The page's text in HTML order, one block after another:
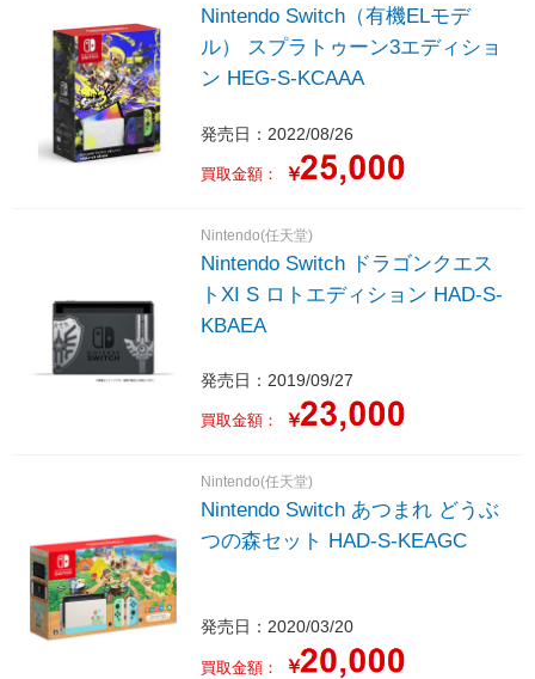
Nintendo Switch（有機ELモデ
ル） スプラトゥーン3エディショ
ン HEG-S-KCAAA
発売日：2022/08/26
買取金額： ￥
Nintendo(任天堂)
Nintendo Switch ドラゴンクエス
トXI S ロトエディション HAD-S-
KBAEA
発売日：2019/09/27
買取金額： ￥
Nintendo(任天堂)
Nintendo Switch あつまれ どうぶ
つの森セット HAD-S-KEAGC
発売日：2020/03/20
買取金額： ￥